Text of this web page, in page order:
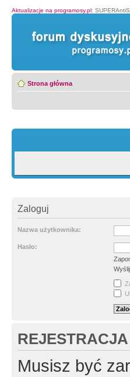
Aktualizacje na programosy.pl:
Strona główna
Zaloguj
Nazwa użytkownika:
Hasło:
REJESTRACJA
Musisz być